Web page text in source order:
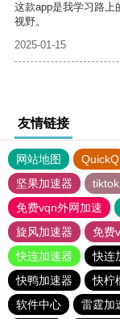
这款app是我学习路上
视野。
2025-01-15
友情链接
网站地图 QuickQ
坚果加速器
免费vqn外网加速
旋风加速器
免费
快连加速器
快连
快鸭加速器
快柠
软件中心
雷霆加